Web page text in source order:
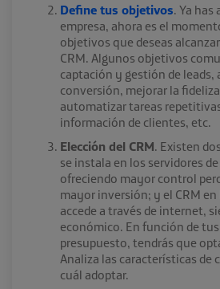
Define tus objetivos. Ya has
empresa, ahora es el
objetivos que deseas
CRM. Algunos objetivos
captación y gestión de leads,
conversión, mejorar la
automatizar tareas
información de clientes, etc.
Elección del CRM. Existen
se instala en los servidores
ofreciendo mayor control
mayor inversión; y el CRM en
accede a través de internet,
económico. En función de
presupuesto, tendrás que
Analiza las características de
cuál adoptar.